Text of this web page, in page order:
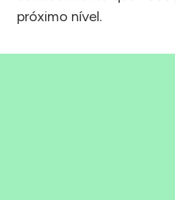
próximo nível.